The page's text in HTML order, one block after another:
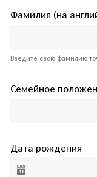
Фамилия (на
Введите свою фамилию
Семейное
Дата рождения